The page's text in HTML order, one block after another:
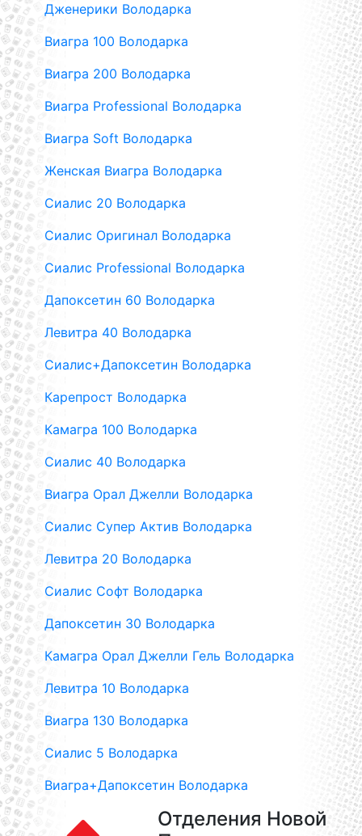
Дженерики Володарка
Виагра 100 Володарка
Виагра 200 Володарка
Виагра Professional Володарка
Виагра Soft Володарка
Женская Виагра Володарка
Сиалис 20 Володарка
Сиалис Оригинал Володарка
Сиалис Professional Володарка
Дапоксетин 60 Володарка
Левитра 40 Володарка
Сиалис+Дапоксетин Володарка
Карепрост Володарка
Камагра 100 Володарка
Сиалис 40 Володарка
Виагра Орал Джелли Володарка
Сиалис Супер Актив Володарка
Левитра 20 Володарка
Сиалис Софт Володарка
Дапоксетин 30 Володарка
Камагра Орал Джелли Гель Володарка
Левитра 10 Володарка
Виагра 130 Володарка
Сиалис 5 Володарка
Виагра+Дапоксетин Володарка
Отделения Новой